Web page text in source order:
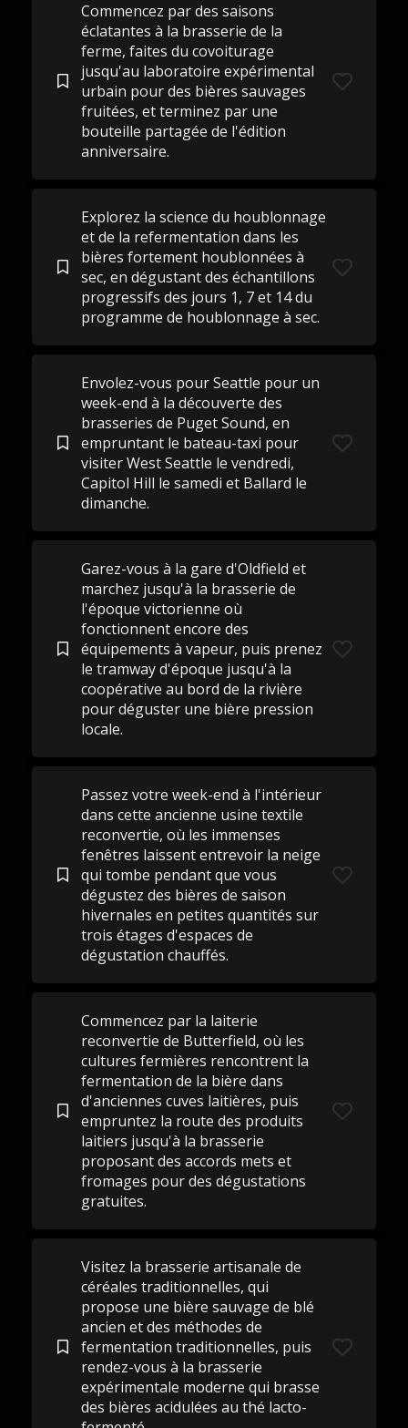
Commencez par des saisons
éclatantes à la brasserie de la
ferme, faites du covoiturage
jusqu'au laboratoire expérimental
urbain pour des bières sauvages
fruitées, et terminez par une
bouteille partagée de l'édition
anniversaire.
Explorez la science du houblonnage
et de la refermentation dans les
bières fortement houblonnées à
sec, en dégustant des échantillons
progressifs des jours 1, 7 et 14 du
programme de houblonnage à sec.
Envolez-vous pour Seattle pour un
week-end à la découverte des
brasseries de Puget Sound, en
empruntant le bateau-taxi pour
visiter West Seattle le vendredi,
Capitol Hill le samedi et Ballard le
dimanche.
Garez-vous à la gare d'Oldfield et
marchez jusqu'à la brasserie de
l'époque victorienne où
fonctionnent encore des
équipements à vapeur, puis prenez
le tramway d'époque jusqu'à la
coopérative au bord de la rivière
pour déguster une bière pression
locale.
Passez votre week-end à l'intérieur
dans cette ancienne usine textile
reconvertie, où les immenses
fenêtres laissent entrevoir la neige
qui tombe pendant que vous
dégustez des bières de saison
hivernales en petites quantités sur
trois étages d'espaces de
dégustation chauffés.
Commencez par la laiterie
reconvertie de Butterfield, où les
cultures fermières rencontrent la
fermentation de la bière dans
d'anciennes cuves laitières, puis
empruntez la route des produits
laitiers jusqu'à la brasserie
proposant des accords mets et
fromages pour des dégustations
gratuites.
Visitez la brasserie artisanale de
céréales traditionnelles, qui
propose une bière sauvage de blé
ancien et des méthodes de
fermentation traditionnelles, puis
rendez-vous à la brasserie
expérimentale moderne qui brasse
des bières acidulées au thé lacto-